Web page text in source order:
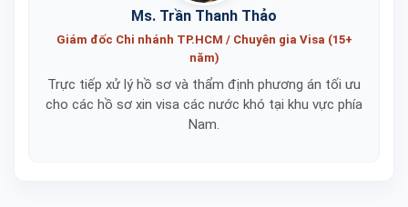
Ms. Trần Thanh Thảo
Giám đốc Chi nhánh TP.HCM / Chuyên gia Visa (15+
năm)
Trực tiếp xử lý hồ sơ và thẩm định phương án tối ưu
cho các hồ sơ xin visa các nước khó tại khu vực phía
Nam.